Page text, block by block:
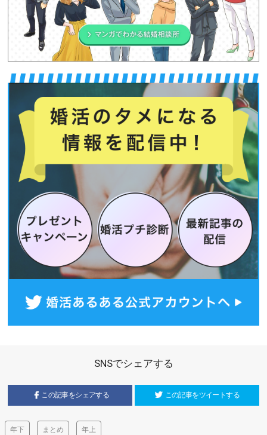
SNSでシェアする
この記事をシェアする この記事をツイートする
年下 まとめ 年上